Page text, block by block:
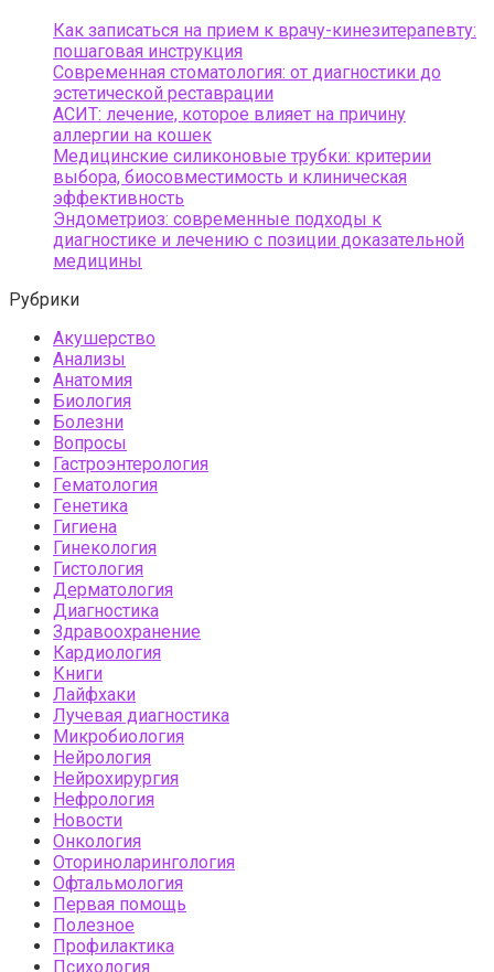
Как записаться на прием к врачу-кинезитерапевту:
пошаговая инструкция
Современная стоматология: от диагностики до
эстетической реставрации
АСИТ: лечение, которое влияет на причину
аллергии на кошек
Медицинские силиконовые трубки: критерии
выбора, биосовместимость и клиническая
эффективность
Эндометриоз: современные подходы к
диагностике и лечению с позиции доказательной
медицины
Рубрики
Акушерство
Анализы
Анатомия
Биология
Болезни
Вопросы
Гастроэнтерология
Гематология
Генетика
Гигиена
Гинекология
Гистология
Дерматология
Диагностика
Здравоохранение
Кардиология
Книги
Лайфхаки
Лучевая диагностика
Микробиология
Нейрология
Нейрохирургия
Нефрология
Новости
Онкология
Оториноларингология
Офтальмология
Первая помощь
Полезное
Профилактика
Психология